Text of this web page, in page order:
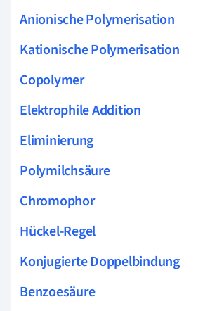
Anionische Polymerisation
Kationische Polymerisation
Copolymer
Elektrophile Addition
Eliminierung
Polymilchsäure
Chromophor
Hückel-Regel
Konjugierte Doppelbindung
Benzoesäure